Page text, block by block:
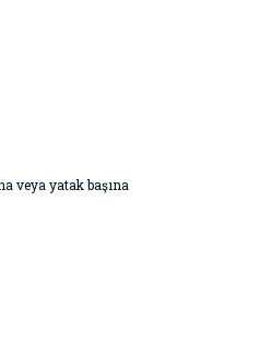
veya yatak başına